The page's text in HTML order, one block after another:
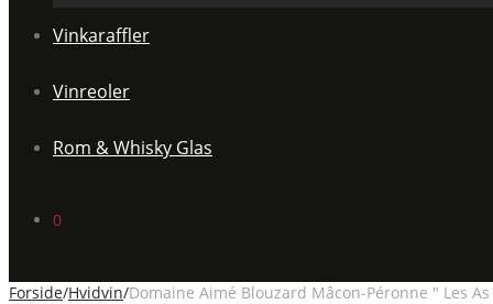
Vinkaraffler
Vinreoler
Rom & Whisky Glas
0
Forside/Hvidvin/Domaine Aimé Blouzard Mâcon-Péronne " Les